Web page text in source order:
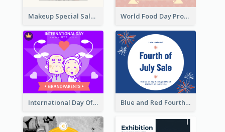
Makeup Special Sale Facebook Post World Food Day Promote Facebook Post
International Day Of Grandparents Facebook Post Blue and Red Fourth of July Sale Facebook Post